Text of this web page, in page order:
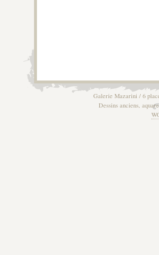
Galerie Mazarini / 6
Dessins anciens,